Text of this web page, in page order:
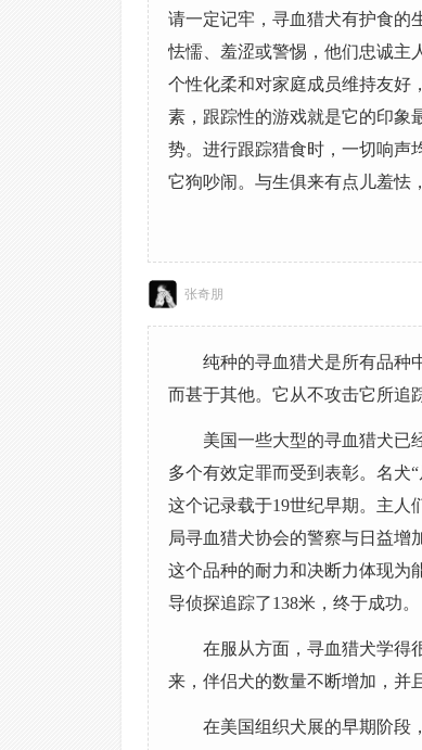
请一定记牢，寻血猎犬有护食的
怯懦、羞涩或警惕，他们忠诚主
个性化柔和对家庭成员维持友好
素，跟踪性的游戏就是它的印象
势。进行跟踪猎食时，一切响声
它狗吵闹。与生俱来有点儿羞怯
张奇朋
纯种的寻血猎犬是所有品种
而甚于其他。它从不攻击它所追
美国一些大型的寻血猎犬已
多个有效定罪而受到表彰。名犬
这个记录载于19世纪早期。主人
局寻血猎犬协会的警察与日益增
这个品种的耐力和决断力体现为
导侦探追踪了138米，终于成功。
在服从方面，寻血猎犬学得
来，伴侣犬的数量不断增加，并
在美国组织犬展的早期阶段